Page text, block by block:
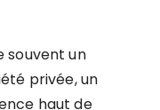
souvent un
privée, un
haut de